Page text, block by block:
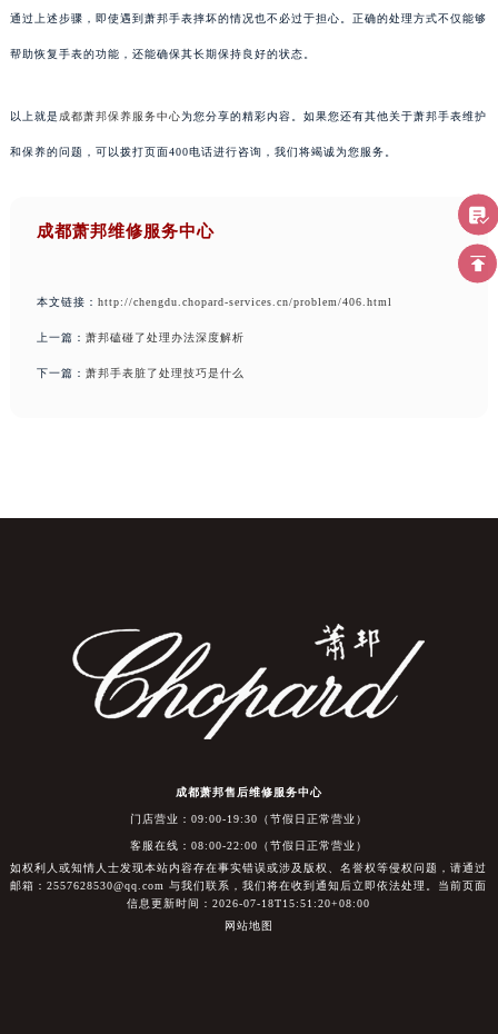
通过上述步骤，即使遇到萧邦手表摔坏的情况也不必过于担心。正确的处理方式不仅能够
帮助恢复手表的功能，还能确保其长期保持良好的状态。
以上就是 成都萧邦保养服务中心为您分享的精彩内容。如果您还有其他关于萧邦手表维护
和保养的问题，可以拨打页面400电话进行咨询，我们将竭诚为您服务。
成都萧邦维修服务中心
本文链接： http://chengdu.chopard-services.cn/problem/406.html
上一篇： 萧邦磕碰了处理办法深度解析
下一篇： 萧邦手表脏了处理技巧是什么
成都萧邦售后维修服务中心
门店营业：09:00-19:30（节假日正常营业）
客服在线：08:00-22:00（节假日正常营业）
如权利人或知情人士发现本站内容存在事实错误或涉及版权、名誉权等侵权问题，请通过
邮箱：2557628530@qq.com 与我们联系，我们将在收到通知后立即依法处理。当前页面
信息更新时间：2026-07-18T15:51:20+08:00
网站地图